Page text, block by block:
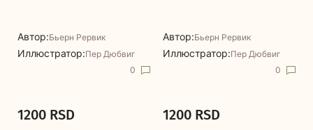
Автор:Бьерн Рервик
Иллюстратор:Пер Дюбвиг
0
1200 RSD
Автор:Бьерн Рервик
Иллюстратор:Пер Дюбвиг
0
1200 RSD